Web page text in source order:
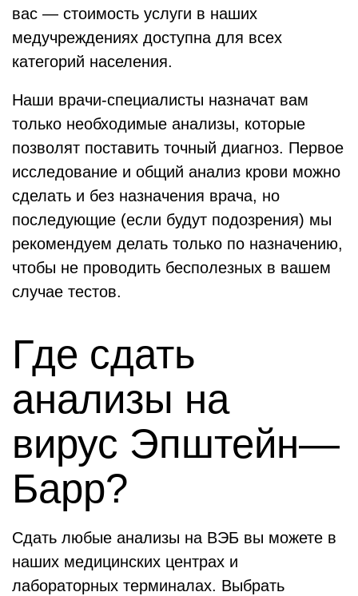
вас — стоимость услуги в наших
медучреждениях доступна для всех
категорий населения.
Наши врачи-специалисты назначат вам
только необходимые анализы, которые
позволят поставить точный диагноз. Первое
исследование и общий анализ крови можно
сделать и без назначения врача, но
последующие (если будут подозрения) мы
рекомендуем делать только по назначению,
чтобы не проводить бесполезных в вашем
случае тестов.
Где сдать
анализы на
вирус Эпштейн—
Барр?
Сдать любые анализы на ВЭБ вы можете в
наших медицинских центрах и
лабораторных терминалах. Выбрать